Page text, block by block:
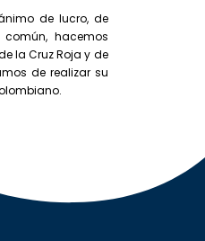
de lucro, de
hacemos
la Cruz Roja y de
de realizar su